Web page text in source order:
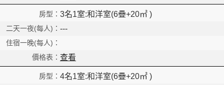
3名1室:和洋室(6疊+20㎡ )
---
查看
4名1室:和洋室(6疊+20㎡ )